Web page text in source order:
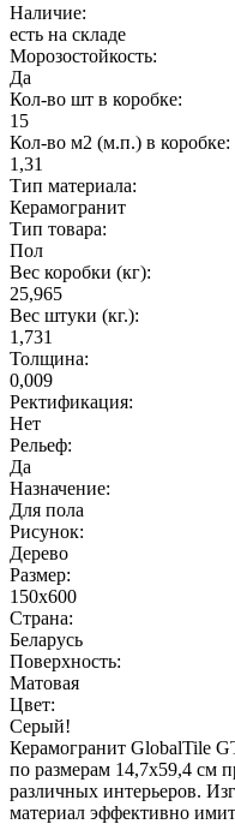
Наличие:
есть на складе
Морозостойкость:
Да
Кол-во шт в коробке:
15
Кол-во м2 (м.п.) в коробке:
1,31
Тип материала:
Керамогранит
Тип товара:
Пол
Вес коробки (кг):
25,965
Вес штуки (кг.):
1,731
Толщина:
0,009
Ректификация:
Нет
Рельеф:
Да
Назначение:
Для пола
Рисунок:
Дерево
Размер:
150x600
Страна:
Беларусь
Поверхность:
Матовая
Цвет:
Серый!
Керамогранит GlobalTile
по размерам 14,7x59,4 см
различных интерьеров.
материал эффективно